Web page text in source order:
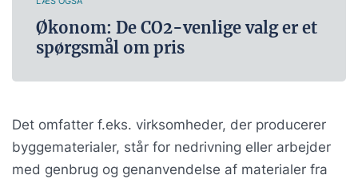
Økonom: De CO2-venlige valg er et
spørgsmål om pris
Det omfatter f.eks. virksomheder, der producerer
byggematerialer, står for nedrivning eller arbejder
med genbrug og genanvendelse af materialer fra